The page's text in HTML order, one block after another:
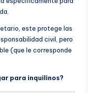
este protege las
civil, pero
(que le corresponde
para inquilinos?